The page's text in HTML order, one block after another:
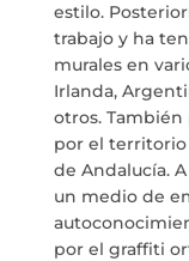
estilo.
trabajo y ha
murales en
Irlanda,
otros.
por el territorio
de Andalucía.
un medio de
por el graffiti